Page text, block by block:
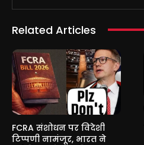
Related Articles
FCRA संशोधन पर विदेशी
टिप्पणी नामंजूर, भारत ने